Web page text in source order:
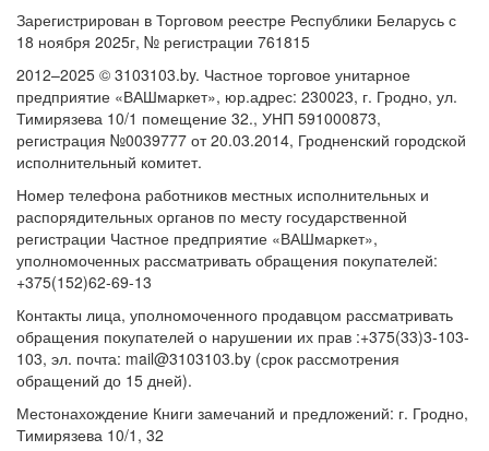
Зарегистрирован в Торговом реестре Республики Беларусь с
18 ноября 2025г, № регистрации 761815
2012–2025 © 3103103.by. Частное торговое унитарное
предприятие «ВАШмаркет», юр.адрес: 230023, г. Гродно, ул.
Тимирязева 10/1 помещение 32., УНП 591000873,
регистрация №0039777 от 20.03.2014, Гродненский городской
исполнительный комитет.
Номер телефона работников местных исполнительных и
распорядительных органов по месту государственной
регистрации Частное предприятие «ВАШмаркет»,
уполномоченных рассматривать обращения покупателей:
+375(152)62-69-13
Контакты лица, уполномоченного продавцом рассматривать
обращения покупателей о нарушении их прав :+375(33)3-103-
103, эл. почта: mail@3103103.by (срок рассмотрения
обращений до 15 дней).
Местонахождение Книги замечаний и предложений: г. Гродно,
Тимирязева 10/1, 32